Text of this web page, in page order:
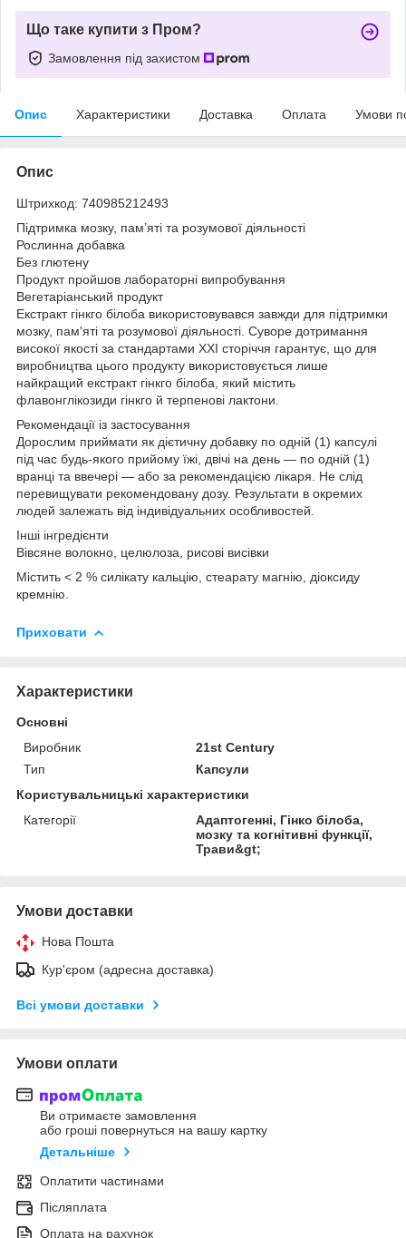
Що таке купити з Пром?
Замовлення під захистом
Опис Характеристики Доставка Оплата Умови
Опис
Штрихкод: 740985212493
Підтримка мозку, пам’яті та розумової діяльності
Рослинна добавка
Без глютену
Продукт пройшов лабораторні випробування
Вегетаріанський продукт
Екстракт гінкго білоба використовувався завжди для підтримки
мозку, пам'яті та розумової діяльності. Суворе дотримання
високої якості за стандартами ХХІ сторіччя гарантує, що для
виробництва цього продукту використовується лише
найкращий екстракт гінкго білоба, який містить
флавонглікозиди гінкго й терпенові лактони.
Рекомендації із застосування
Дорослим приймати як дієтичну добавку по одній (1) капсулі
під час будь-якого прийому їжі, двічі на день — по одній (1)
вранці та ввечері — або за рекомендацією лікаря. Не слід
перевищувати рекомендовану дозу. Результати в окремих
людей залежать від індивідуальних особливостей.
Інші інгредієнти
Вівсяне волокно, целюлоза, рисові висівки
Містить < 2 % силікату кальцію, стеарату магнію, діоксиду
кремнію.
Приховати
Характеристики
Основні
Виробник
21st Century
Тип
Капсули
Користувальницькі характеристики
Категорії
Адаптогенні, Гінко білоба,
мозку та когнітивні функції,
Трави&gt;
Умови доставки
Нова Пошта
Кур'єром (адресна доставка)
Всі умови доставки
Умови оплати
Ви отримаєте замовлення
або гроші повернуться на вашу картку
Детальніше
Оплатити частинами
Післяплата
Оплата на рахунок